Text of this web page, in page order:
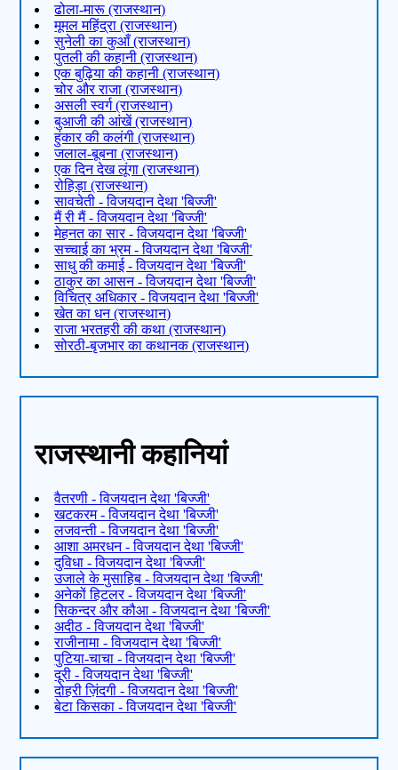
ढोला-मारू (राजस्थान)
मूमल महिंद्रा (राजस्थान)
सुनेली का कुआँ (राजस्थान)
पुतली की कहानी (राजस्थान)
एक बुढ़िया की कहानी (राजस्थान)
चोर और राजा (राजस्थान)
असली स्वर्ग (राजस्थान)
बुआजी की आंखें (राजस्थान)
हुंकार की कलंगी (राजस्थान)
जलाल-बूबना (राजस्थान)
एक दिन देख लूंगा (राजस्थान)
रोहिड़ा (राजस्थान)
सावचेती - विजयदान देथा 'बिज्जी'
मैं री मैं - विजयदान देथा 'बिज्जी'
मेहनत का सार - विजयदान देथा 'बिज्जी'
सच्चाई का भ्रम - विजयदान देथा 'बिज्जी'
साधु की कमाई - विजयदान देथा 'बिज्जी'
ठाकुर का आसन - विजयदान देथा 'बिज्जी'
विचित्र अधिकार - विजयदान देथा 'बिज्जी'
खेत का धन (राजस्थान)
राजा भरतहरी की कथा (राजस्थान)
सोरठी-बृजभार का कथानक (राजस्थान)
राजस्थानी कहानियां
वैतरणी - विजयदान देथा 'बिज्जी'
खटकरम - विजयदान देथा 'बिज्जी'
लजवन्ती - विजयदान देथा 'बिज्जी'
आशा अमरधन - विजयदान देथा 'बिज्जी'
दुविधा - विजयदान देथा 'बिज्जी'
उजाले के मुसाहिब - विजयदान देथा 'बिज्जी'
अनेकों हिटलर - विजयदान देथा 'बिज्जी'
सिकन्दर और कौआ - विजयदान देथा 'बिज्जी'
अदीठ - विजयदान देथा 'बिज्जी'
राजीनामा - विजयदान देथा 'बिज्जी'
पुटिया-चाचा - विजयदान देथा 'बिज्जी'
दूरी - विजयदान देथा 'बिज्जी'
दोहरी ज़िंदगी - विजयदान देथा 'बिज्जी'
बेटा किसका - विजयदान देथा 'बिज्जी'